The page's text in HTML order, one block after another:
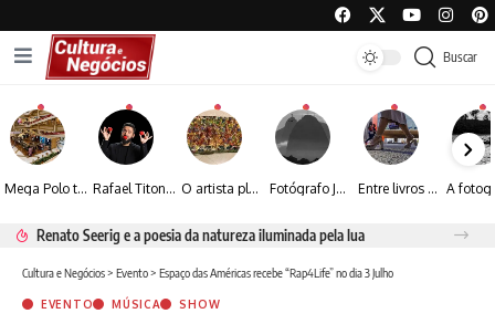
Buscar
Mega Polo transforma lançamento de coleção em plataforma nacional de negócios e projeta crescimento de mais de 15% Rafael Titonelly leva magia e acolhimento a crianças em tratamento oncológico em Juiz de Fora O artista plástico Jorge Luiz transforma sustentabilidade e criatividade em arte contemporânea Fotógrafo José Roberto apresenta um olhar sensível sobre arquitetura, formas e luz na fotografia Entre livros e fotografia autoral, Sebastião Reis consolida uma trajetória marcada pelo olhar artístico
Renato Seerig e a poesia da natureza iluminada pela lua
Cultura e Negócios> Evento> Espaço das Américas recebe “Rap4Life” no dia 3 Julho
EVENTO MÚSICA SHOW